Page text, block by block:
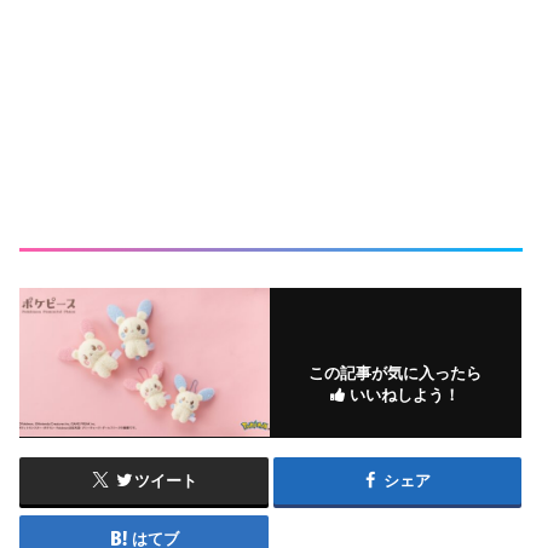
この記事が気に入ったら
いいねしよう！
ツイート シェア
はてブ